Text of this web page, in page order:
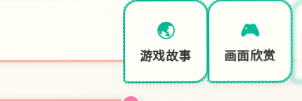
🌏
游戏故事
🎮
画面欣赏